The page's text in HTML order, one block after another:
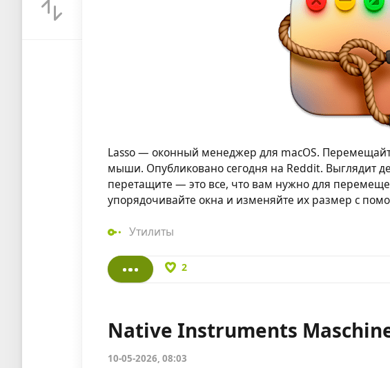
Lasso — оконный менеджер для macOS.
мыши. Опубликовано сегодня на Reddit. Выглядит
перетащите — это все, что вам нужно для
упорядочивайте окна и изменяйте их размер с
Утилиты
2
Native Instruments
10-05-2026, 08:03